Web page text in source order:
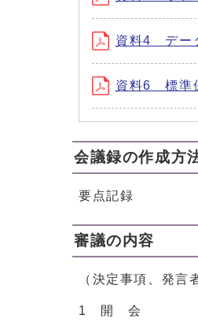
資料4 デー
資料6 標準
会議録の作成方
要点記録
審議の内容
（決定事項、発言
1 開 会